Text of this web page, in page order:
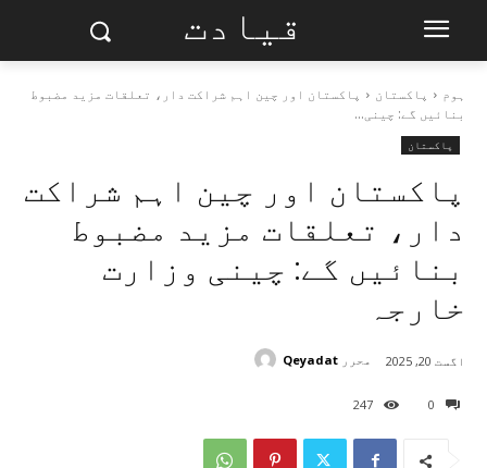
قیادت
ہوم پاکستان
پاکستان اور چین اہم شراکت دار، تعلقات مزید مضبوط
بنائیں گے: چینی...
پاکستان
پاکستان اور چین اہم شراکت
دار، تعلقات مزید مضبوط
بنائیں گے: چینی وزارت
خارجہ
0
247
اگست 20, 2025 محرر Qeyadat